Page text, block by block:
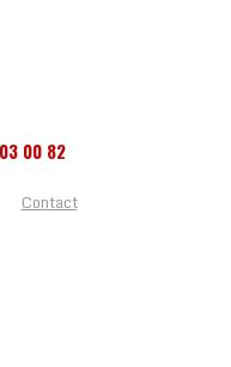
00 82
Contact